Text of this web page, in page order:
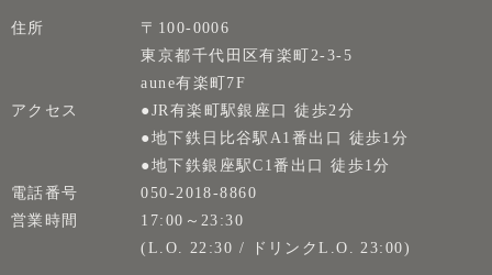
住所
〒100-0006
東京都千代田区有楽町2-3-5
aune有楽町7F
アクセス
●JR有楽町駅銀座口 徒歩2分
●地下鉄日比谷駅A1番出口 徒歩1分
●地下鉄銀座駅C1番出口 徒歩1分
電話番号
050-2018-8860
営業時間
17:00～23:30
(L.O. 22:30 / ドリンクL.O. 23:00)